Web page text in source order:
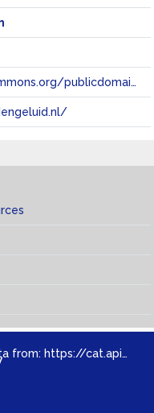
https://creativecommons.org/publicdomain/zero/1.0/
from: https://cat.apis.beeldengeluid.nl/sparql